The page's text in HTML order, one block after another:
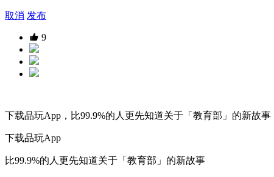
取消 发布
9
下载品玩App，比99.9%的人更先知道关于「教育部」的新故事
下载品玩App
比99.9%的人更先知道关于「教育部」的新故事